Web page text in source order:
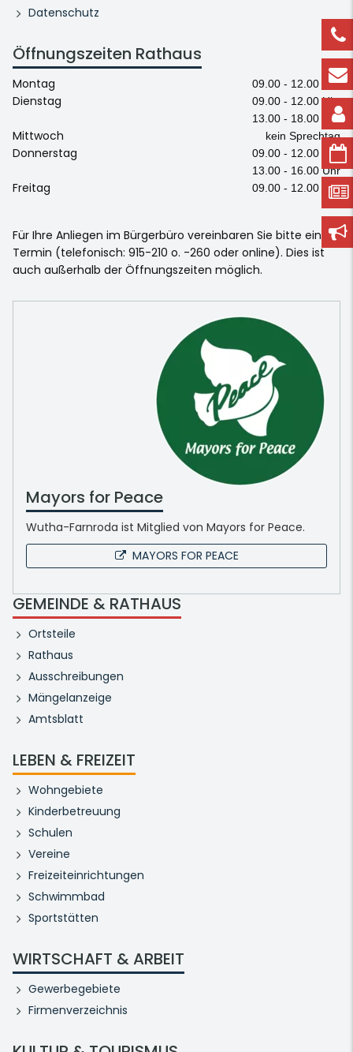
Datenschutz
Öffnungszeiten Rathaus
Montag 09.00 - 12.00 Uhr
Dienstag
09.00 - 12.00 Uhr
13.00 - 18.00 Uhr
Mittwoch kein Sprechtag
Donnerstag
09.00 - 12.00 Uhr
13.00 - 16.00 Uhr
Freitag 09.00 - 12.00 Uhr
Für Ihre Anliegen im Bürgerbüro vereinbaren Sie bitte einen
Termin (telefonisch: 915-210 o. -260 oder online). Dies ist
auch außerhalb der Öffnungszeiten möglich.
Mayors for Peace
Wutha-Farnroda ist Mitglied von Mayors for Peace.
MAYORS FOR PEACE
GEMEINDE & RATHAUS
Ortsteile
Rathaus
Ausschreibungen
Mängelanzeige
Amtsblatt
LEBEN & FREIZEIT
Wohngebiete
Kinderbetreuung
Schulen
Vereine
Freizeiteinrichtungen
Schwimmbad
Sportstätten
WIRTSCHAFT & ARBEIT
Gewerbegebiete
Firmenverzeichnis